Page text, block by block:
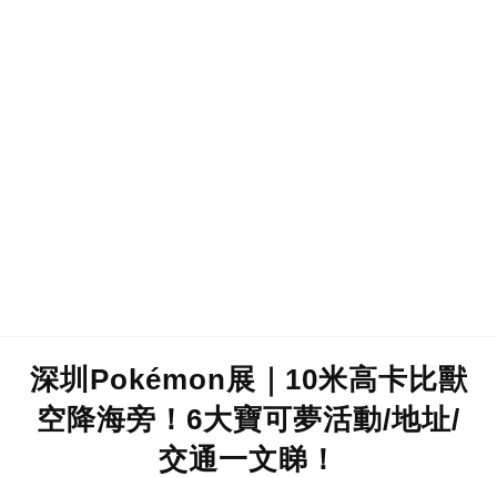
深圳Pokémon展｜10米高卡比獸
空降海旁！6大寶可夢活動/地址/
交通一文睇！